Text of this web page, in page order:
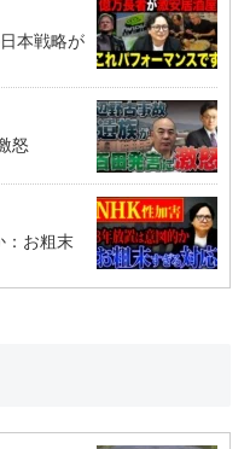
本戦略が
怒
：お粗末